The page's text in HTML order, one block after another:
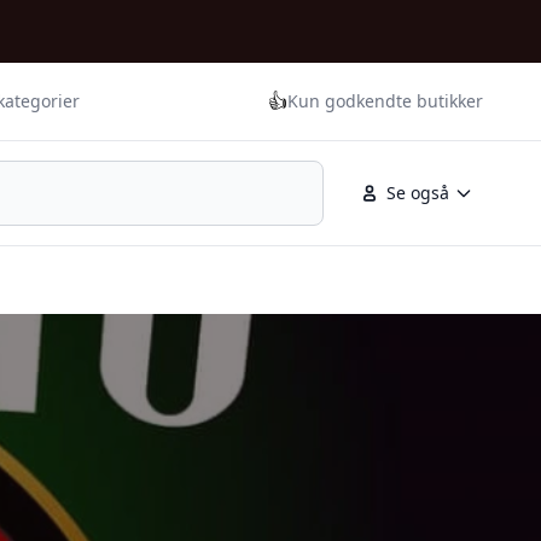
👍Kun godkendte butikker
Se også